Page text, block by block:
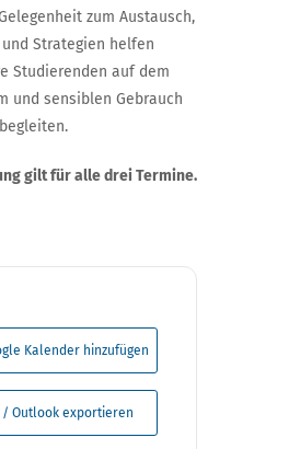
zum Austausch,
Strategien helfen
Studierenden auf dem
und sensiblen Gebrauch
gilt für alle drei Termine.
Kalender hinzufügen
/ Outlook exportieren